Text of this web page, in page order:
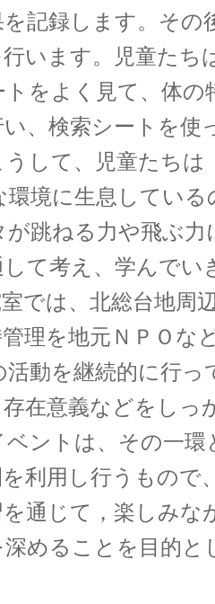
記録します。その
います。児童たち
をよく見て、体の
、検索シートを使
して、児童たちは
環境に生息してい
跳ねる力や飛ぶ力
て考え、学んでい
では、北総台地周
理を地元ＮＰＯな
動を継続的に行っ
在意義などをしっ
ントは、その一環
利用し行うもので
通じて，楽しみな
めることを目的と